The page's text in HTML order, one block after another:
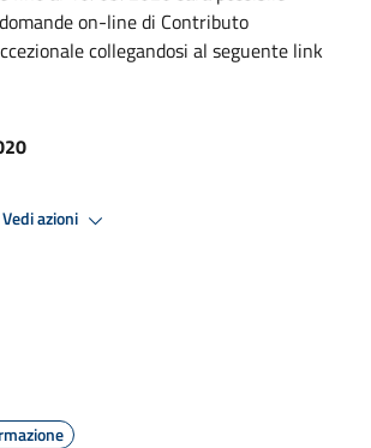
on-line di Contributo
collegandosi al seguente link
Vedi azioni